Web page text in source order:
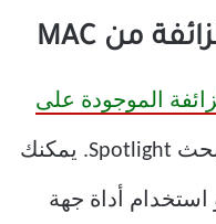
الموجودة على
إلى إفساد وظائف بحث Spotlight. يمكنك
استخدام أداة جهة